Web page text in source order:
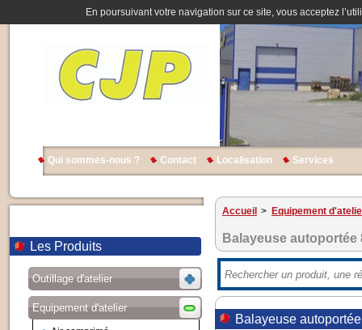
En poursuivant votre navigation sur ce site, vous acceptez
Qui sommes-nous ? Contact Localisation Services
Les Produits
Outillage d'atelier
Equipement d'atelier
Accueil > Equipement
Balayeuse autoportée
Balayeuse